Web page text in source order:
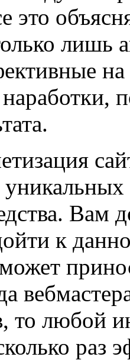
это
лишь
Вам
к
то любой
раз